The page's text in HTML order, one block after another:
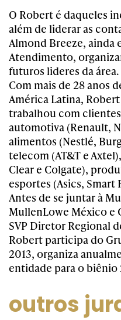
O Robert é daqueles
além de liderar as
Almond Breeze, ainda
Atendimento,
futuros lideres da área.
Com mais de 28 anos
América Latina, Robert
trabalhou com
automotiva (Renault,
alimentos (Nestlé,
telecom (AT&T e
Clear e Colgate),
esportes (Asics, Smart
Antes de se juntar à
MullenLowe México e
SVP Diretor Regional
Robert participa do
2013, organiza
entidade para o biênio
outros